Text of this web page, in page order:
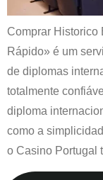
Comprar Historico
Rápido» é um
de diplomas
totalmente
diploma
como a
o Casino Portugal